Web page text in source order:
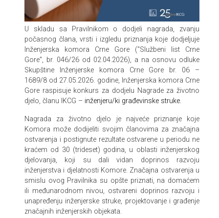
U skladu sa Pravilnikom o dodjeli nagrada, zvanju
počasnog člana, vrsti i izgledu priznanja koje dodjeljuje
Inženjerska komora Crne Gore ("Službeni list Crne
Gore", br. 046/26 od 02.04.2026), a na osnovu odluke
Skupštine Inženjerske komora Crne Gore br. 06 –
1689/8 od 27.05.2026. godine, Inženjerska komora Crne
Gore raspisuje konkurs za dodjelu Nagrade za životno
djelo, članu IKCG – inženjeru/ki građevinske struke.
Nagrada za životno djelo je najveće priznanje koje
Komora može dodijeliti svojim članovima za značajna
ostvarenja i postignute rezultate ostvarene u periodu ne
kraćem od 30 (trideset) godina, u oblasti inženjerskog
djelovanja, koji su dali vidan doprinos razvoju
inženjerstva i djelatnosti Komore. Značajna ostvarenja u
smislu ovog Pravilnika su opšte priznati, na domaćem
ili međunarodnom nivou, ostvareni doprinos razvoju i
unapređenju inženjerske struke, projektovanje i građenje
značajnih inženjerskih objekata.